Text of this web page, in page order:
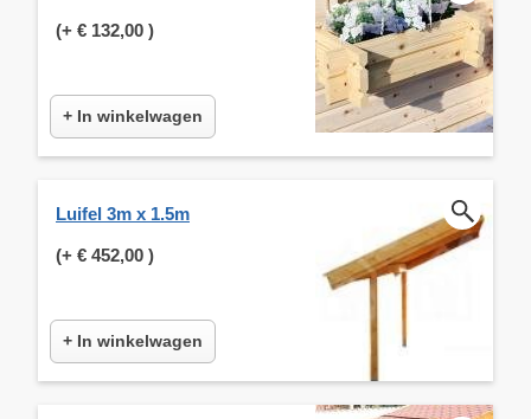
(+ € 132,00 )
+ In winkelwagen
Luifel 3m x 1.5m
(+ € 452,00 )
+ In winkelwagen